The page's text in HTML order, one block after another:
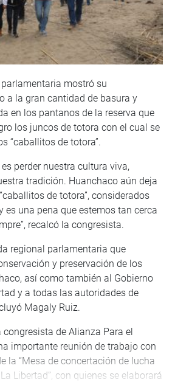
mostró su
a la gran cantidad de basura y
en los pantanos de la reserva que
los juncos de totora con el cual se
“caballitos de totora”.
perder nuestra cultura viva,
tradición. Huanchaco aún deja
de totora”, considerados
es una pena que estemos tan cerca
recalcó la congresista.
regional parlamentaria que
y preservación de los
así como también al Gobierno
y a todas las autoridades de
Magaly Ruiz.
de Alianza Para el
importante reunión de trabajo con
la “Mesa de concertación de lucha
Libertad”, con quienes se elaborará